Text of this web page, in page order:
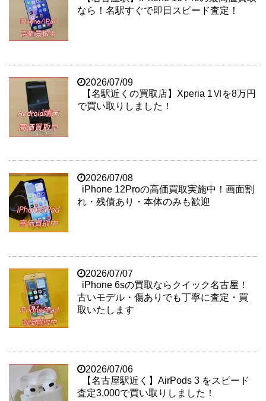
なら！名駅すぐで即日スピード査定！
2026/07/09
【名駅近くの買取店】Xperia 1Ⅵを8万円
で買い取りしました！
2026/07/08
iPhone 12Proの高価買取実施中！画面割
れ・残債あり・本体のみも歓迎
2026/07/07
iPhone 6sの買取ならクイック名古屋！
古いモデル・傷ありでも丁寧に査定・買
取いたします
2026/07/06
【名古屋駅近く】AirPods 3 をスピード
査定3,000で買い取りしました！